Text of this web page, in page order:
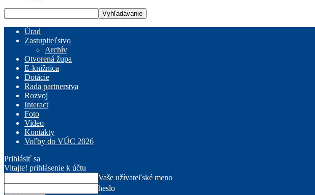
Úrad
Zastupiteľstvo
Archív
Otvorená župa
E-knižnica
Dotácie
Rada partnerstva
Rozvoj
Interact
Foto
Video
Kontakty
Voľby do VÚC 2026
Prihlásiť sa
Vitajte! prihlásenie k účtu
Vaše užívateľské meno
heslo